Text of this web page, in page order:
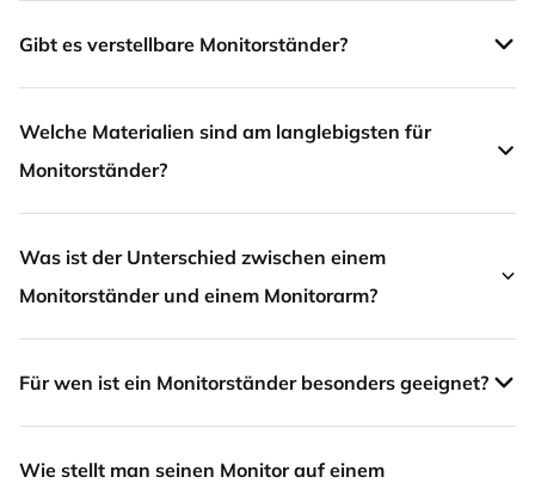
Gibt es verstellbare Monitorständer?
Welche Materialien sind am langlebigsten für
Monitorständer?
Was ist der Unterschied zwischen einem
Monitorständer und einem Monitorarm?
Für wen ist ein Monitorständer besonders geeignet?
Wie stellt man seinen Monitor auf einem